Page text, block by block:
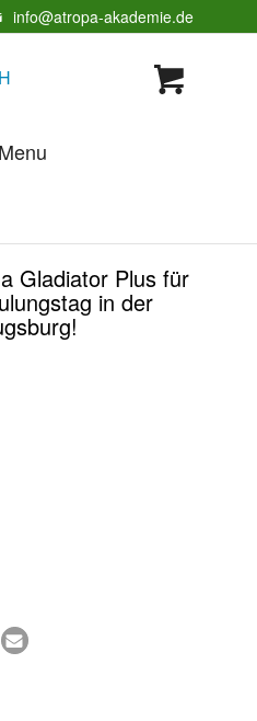
info@atropa-akademie.de
Menu
Gladiator Plus für
in der